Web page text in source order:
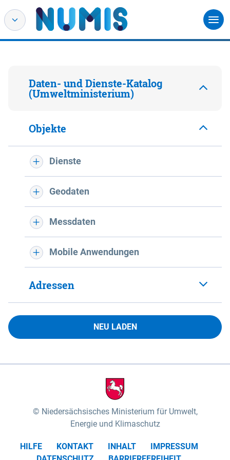
Daten- und Dienste-Katalog
(Umweltministerium)
Objekte
Dienste
Geodaten
Messdaten
Mobile Anwendungen
Adressen
NEU LADEN
Niedersächsisches Ministerium für Umwelt,
Energie und Klimaschutz
HILFE KONTAKT INHALT
IMPRESSUM